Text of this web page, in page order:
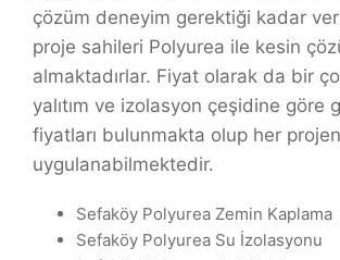
çözüm deneyim gerektiği kadar
proje sahileri Polyurea ile kesin
almaktadırlar. Fiyat olarak da bir
yalıtım ve izolasyon çeşidine göre
fiyatları bulunmakta olup her
uygulanabilmektedir.
Sefaköy Polyurea Zemin Kaplama
Sefaköy Polyurea Su İzolasyonu